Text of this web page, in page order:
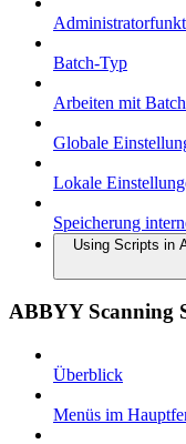
Batch-Typ
Arbeiten mit
Globale
Lokale
Speicherung
Using Scripts in
ABBYY Scanning
Überblick
Menüs im